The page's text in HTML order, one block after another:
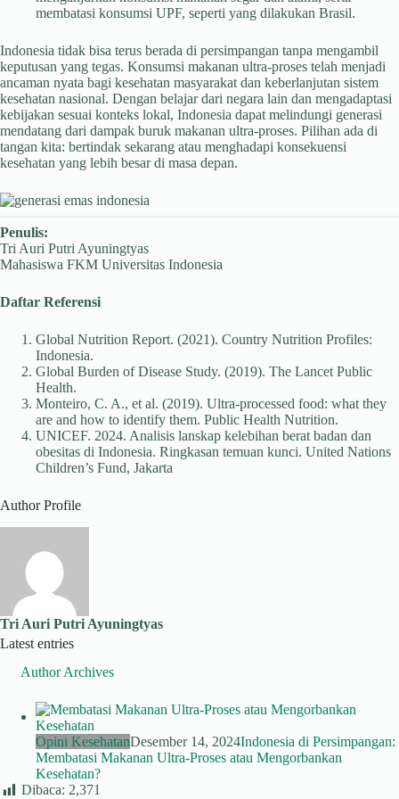
membatasi konsumsi UPF, seperti yang dilakukan Brasil.
Indonesia tidak bisa terus berada di persimpangan tanpa mengambil
keputusan yang tegas. Konsumsi makanan ultra-proses telah menjadi
ancaman nyata bagi kesehatan masyarakat dan keberlanjutan sistem
kesehatan nasional. Dengan belajar dari negara lain dan mengadaptasi
kebijakan sesuai konteks lokal, Indonesia dapat melindungi generasi
mendatang dari dampak buruk makanan ultra-proses. Pilihan ada di
tangan kita: bertindak sekarang atau menghadapi konsekuensi
kesehatan yang lebih besar di masa depan.
Penulis:
Tri Auri Putri Ayuningtyas
Mahasiswa FKM Universitas Indonesia
Daftar Referensi
Global Nutrition Report. (2021). Country Nutrition Profiles:
Indonesia.
Global Burden of Disease Study. (2019). The Lancet Public
Health.
Monteiro, C. A., et al. (2019). Ultra-processed food: what they
are and how to identify them. Public Health Nutrition.
UNICEF. 2024. Analisis lanskap kelebihan berat badan dan
obesitas di Indonesia. Ringkasan temuan kunci. United Nations
Children’s Fund, Jakarta
Author Profile
Tri Auri Putri Ayuningtyas
Latest entries
Author Archives
Opini KesehatanDesember 14, 2024Indonesia di Persimpangan:
Membatasi Makanan Ultra-Proses atau Mengorbankan
Kesehatan?
Dibaca: 2,371